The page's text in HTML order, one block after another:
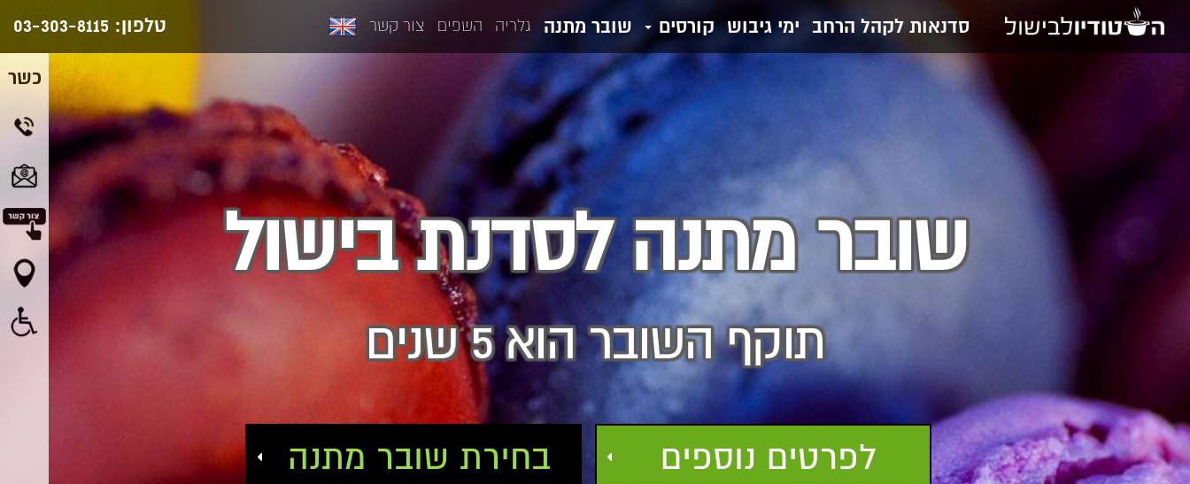
טלפון: 03-303-8115 סדנאות לקהל הרחב ימי גיבוש קורסים שובר מתנה גלריה השפים צור קשר
כשר
שובר מתנה לסדנת בישול
תוקף השובר הוא 5 שנים
בחירת שובר מתנה לפרטים נוספים